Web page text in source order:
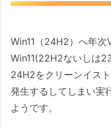
Win11（24H2）へ年次
Win11(22H2ないしは
24H2をクリーンイス
発生するしてしまい実
ようです。